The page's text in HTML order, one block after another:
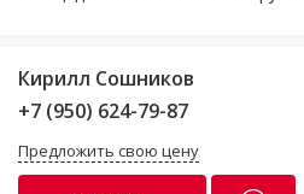
Кирилл Сошников
+7 (950) 624-79-87
Предложить свою цену